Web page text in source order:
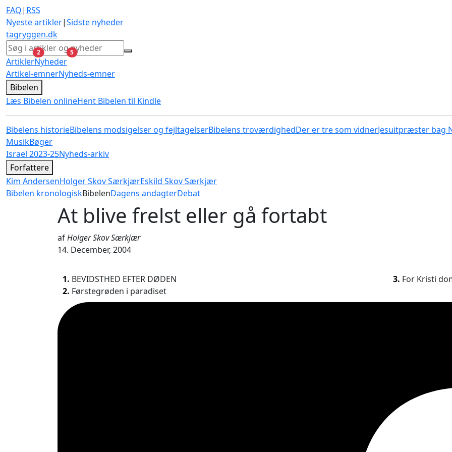
FAQ| RSS
Nyeste artikler|Sidste nyheder
tagryggen.dk
Artikler
2ulæste
Nyheder
5ulæste
Artikel-emnerNyheds-emner
Bibelen
Læs Bibelen onlineHent Bibelen til Kindle
Bibelens historieBibelens modsigelser og fejltagelserBibelens troværdighedDer er tre som vidnerJesuitpræster bag
MusikBøger
Israel 2023-25Nyheds-arkiv
Forfattere
Kim AndersenHolger Skov SærkjærEskild Skov Særkjær
Bibelen kronologiskBibelenDagens andagterDebat
At blive frelst eller gå fortabt
afHolger Skov Særkjær
14. December, 2004
1. BEVIDSTHED EFTER DØDEN
2. Førstegrøden i paradiset
3. For Kristi